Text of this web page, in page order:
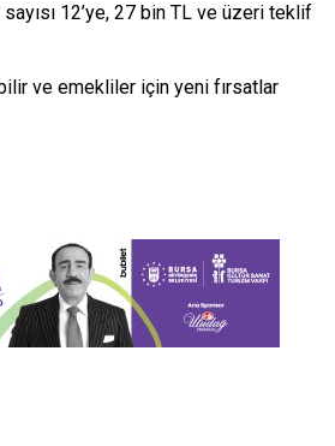
12’ye, 27 bin TL ve üzeri teklif
ve emekliler için yeni fırsatlar